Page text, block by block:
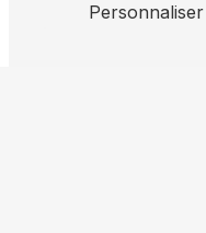
Personnaliser